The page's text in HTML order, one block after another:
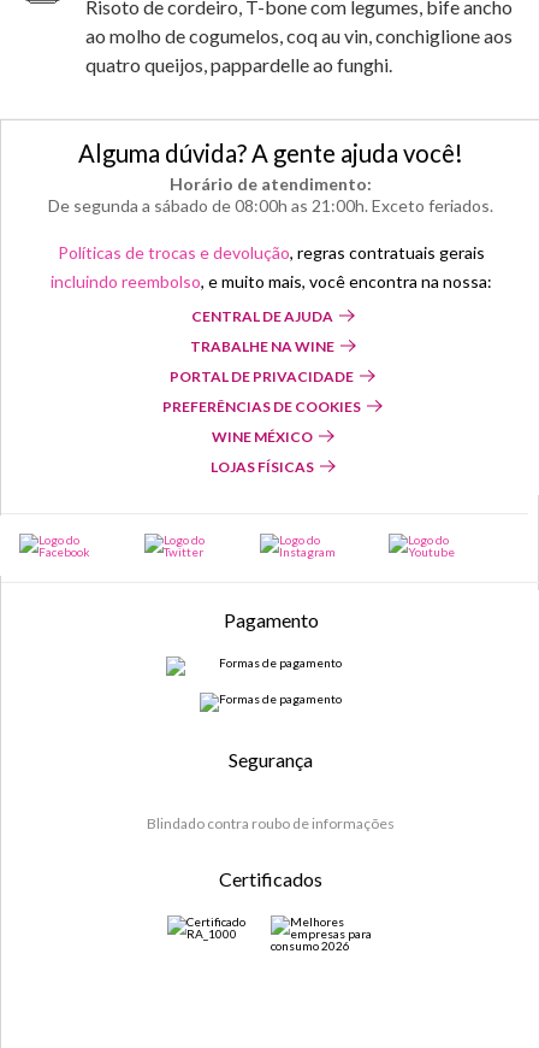
Risoto de cordeiro, T-bone com legumes, bife ancho
ao molho de cogumelos, coq au vin, conchiglione aos
quatro queijos, pappardelle ao funghi.
Alguma dúvida? A gente ajuda você!
Horário de atendimento:
De segunda a sábado de 08:00h as 21:00h. Exceto feriados.
Políticas de trocas e devolução, regras contratuais gerais
incluindo reembolso, e muito mais, você encontra na nossa:
CENTRAL DE AJUDA
TRABALHE NA WINE
PORTAL DE PRIVACIDADE
PREFERÊNCIAS DE COOKIES
WINE MÉXICO
LOJAS FÍSICAS
Pagamento
Segurança
Blindado contra roubo de informações
Certificados